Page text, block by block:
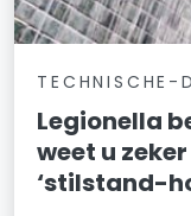
TECHNISCHE-
Legionella
weet u
‘stilstand-